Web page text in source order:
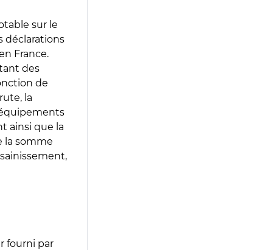
sur le
déclarations
France.
des
de
la
ainsi que la
la somme
fourni par